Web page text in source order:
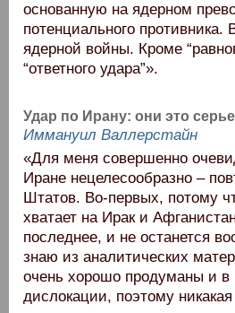
основанную на ядерном
потенциального противника.
ядерной войны. Кроме
“ответного удара”».
Удар по Ирану: они это
Иммануил Валлерстайн
«Для меня совершенно
Иране нецелесообразно –
Штатов. Во-первых, потому
хватает на Ирак и
последнее, и не останется
знаю из аналитических
очень хорошо продуманы и
дислокации, поэтому